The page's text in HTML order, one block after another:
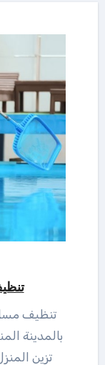
تنظيف مسابح بالمدينة المنورة تنظيف مسابح
بالمدينة
تزين